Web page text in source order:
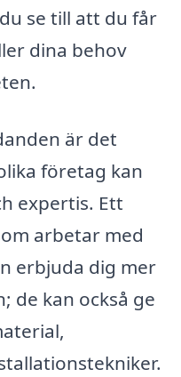
se till att du får
dina behov
är det
företag kan
expertis. Ett
arbetar med
erbjuda dig mer
de kan också ge